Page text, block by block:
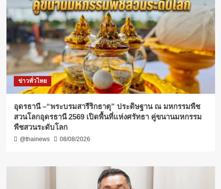
ข่าวทั่วไทย
อุดรธานี –“พระบรมสารีริกธาตุ” ประดิษฐาน ณ มหกรรมพืช
สวนโลกอุดรธานี 2569 เปิดพื้นที่แห่งศรัทธา คู่ขนานมหกรรม
พืชสวนระดับโลก
@thainews 08/08/2026